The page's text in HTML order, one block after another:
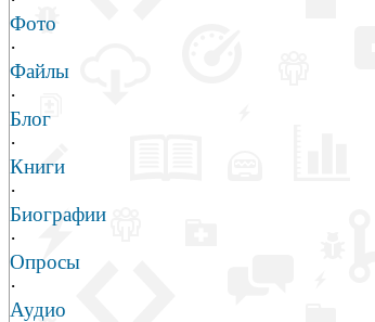
Фото
·
Файлы
·
Блог
·
Книги
·
Биографии
·
Опросы
·
Аудио